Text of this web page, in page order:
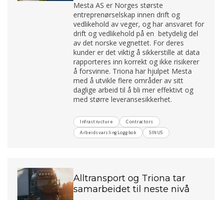
Mesta AS er Norges største
entreprenørselskap innen drift og
vedlikehold av veger, og har ansvaret for
drift og vedlikehold på en betydelig del
av det norske vegnettet. For deres
kunder er det viktig å sikkerstille at data
rapporteres inn korrekt og ikke risikerer
å forsvinne. Triona har hjulpet Mesta
med å utvikle flere områder av sitt
daglige arbeid til å bli mer effektivt og
med større leveransesikkerhet.
Infrastructure
Contractors
ArbeidsvarslingLoggbok
SINUS
Alltransport og Triona tar
samarbeidet til neste nivå